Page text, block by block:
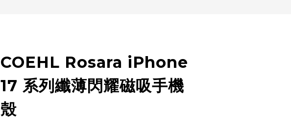
COEHL Rosara iPhone
17 系列纖薄閃耀磁吸手機
殼